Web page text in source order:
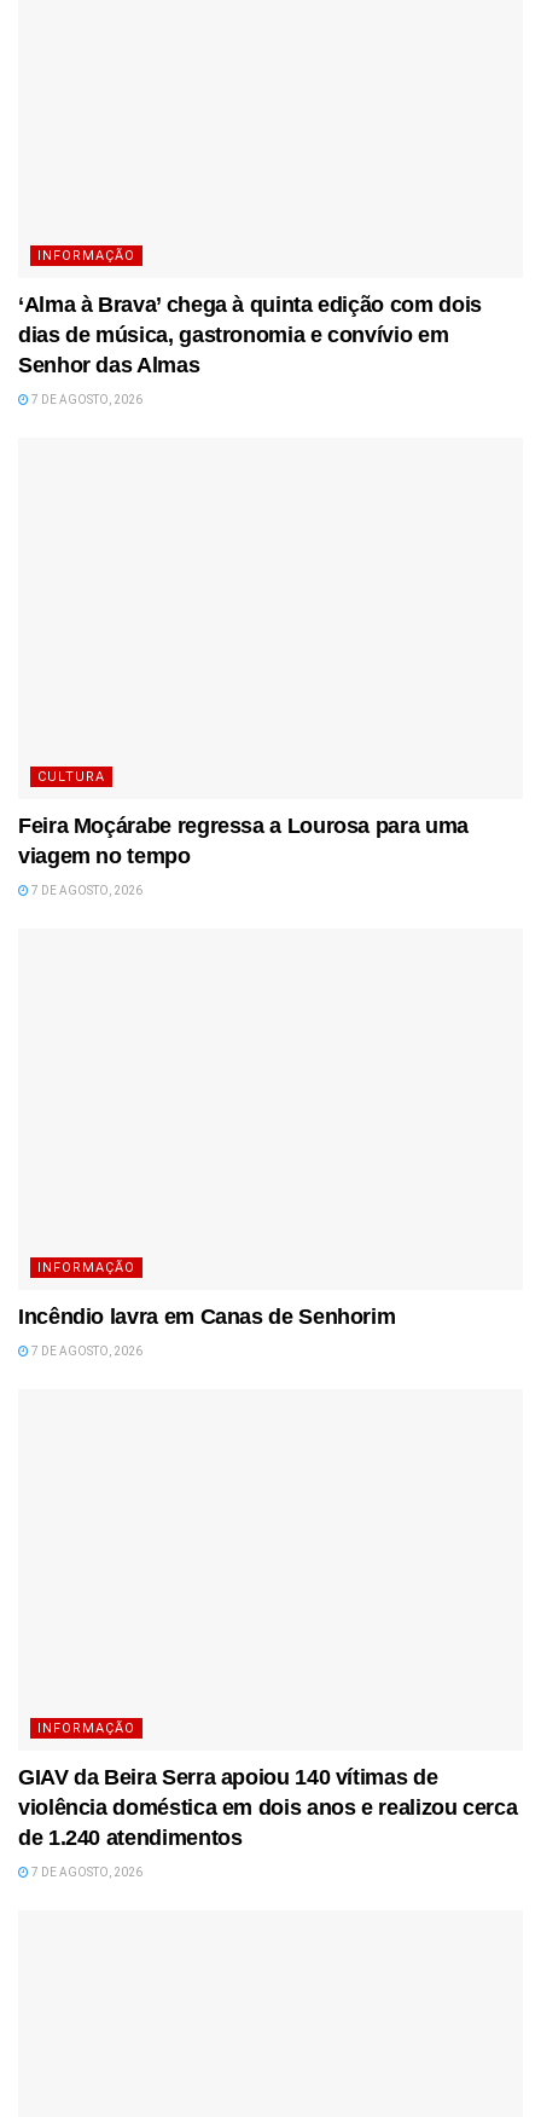
INFORMAÇÃO
‘Alma à Brava’ chega à quinta edição com dois
dias de música, gastronomia e convívio em
Senhor das Almas
7 DE AGOSTO, 2026
CULTURA
Feira Moçárabe regressa a Lourosa para uma
viagem no tempo
7 DE AGOSTO, 2026
INFORMAÇÃO
Incêndio lavra em Canas de Senhorim
7 DE AGOSTO, 2026
INFORMAÇÃO
GIAV da Beira Serra apoiou 140 vítimas de
violência doméstica em dois anos e realizou cerca
de 1.240 atendimentos
7 DE AGOSTO, 2026